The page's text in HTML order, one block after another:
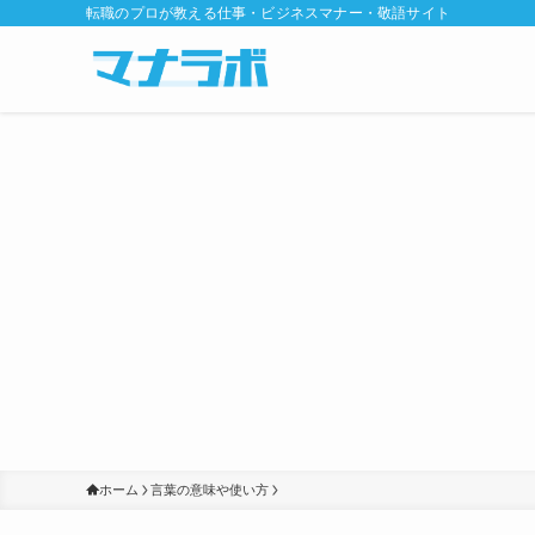
転職のプロが教える仕事・ビジネスマナー・敬語サイト
ホーム 言葉の意味や使い方